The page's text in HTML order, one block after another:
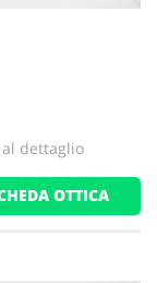
dettaglio
OTTICA